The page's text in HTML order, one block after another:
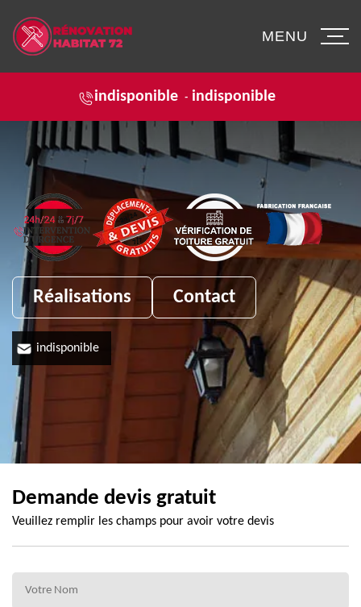
indisponible - indisponible
MENU
Réalisations Contact
indisponible
Demande devis gratuit
Veuillez remplir les champs pour avoir votre devis